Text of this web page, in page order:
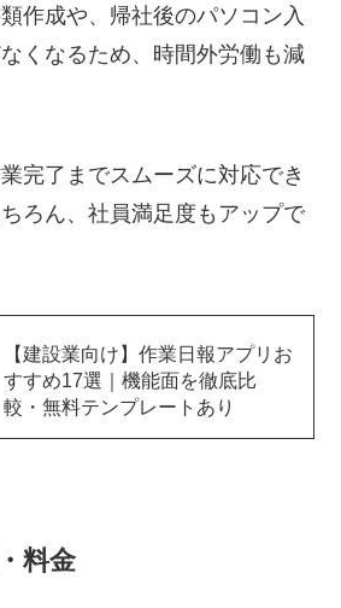
作成や、帰社後のパソコン入
くなるため、時間外労働も減
完了までスムーズに対応でき
ろん、社員満足度もアップで
【建設業向け】作業日報アプリお
すすめ17選｜機能面を徹底比
較・無料テンプレートあり
料金